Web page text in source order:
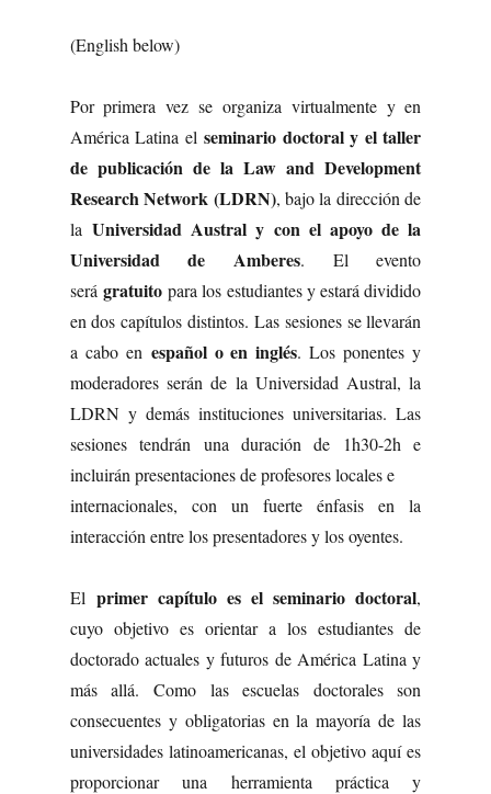
(English below)
Por primera vez se organiza virtualmente y en
América Latina elseminario doctoral y el taller
de publicación de la Law and Development
Research Network (LDRN), bajo la dirección de
la Universidad Austral y con el apoyo de la
Universidad de Amberes. El evento
será gratuitopara los estudiantes y estará dividido
en dos capítulos distintos. Las sesiones se llevarán
a cabo en español o en inglés. Los ponentes y
moderadores serán de la Universidad Austral, la
LDRN y demás instituciones universitarias. Las
sesiones tendrán una duración de 1h30-2h e
incluirán presentaciones de profesores locales e
internacionales, con un fuerte énfasis en la
interacción entre los presentadores y los oyentes.
El primer capítulo es el seminario doctoral,
cuyo objetivo es orientar a los estudiantes de
doctorado actuales y futuros de América Latina y
más allá. Como las escuelas doctorales son
consecuentes y obligatorias en la mayoría de las
universidades latinoamericanas, el objetivo aquí es
proporcionar una herramienta práctica y